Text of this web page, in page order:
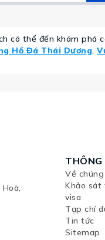
có thể đến khám phá
Hồ Đá Thái Dương,
THÔNG
Về
Khảo
visa
Tạp chí
Tin tức
Sitemap